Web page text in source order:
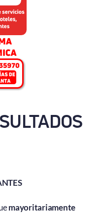
mayoritariamente